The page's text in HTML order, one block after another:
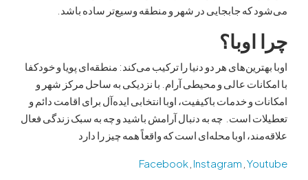
جابجایی در شهر و منطقه وسیع‌تر ساده باشد.
هر دو دنیا را ترکیب می‌کند: منطقه‌ای پویا و خودکفا
عالی و محیطی آرام. با نزدیکی به ساحل مرکز شهر و
و خدمات باکیفیت، اوبا انتخابی ایده‌آل برای اقامت دائم و
است. چه به دنبال آرامش باشید و چه به سبک زندگی فعال
اوبا محله‌ای است که واقعاً همه چیز را دارد
Facebook,Instagram